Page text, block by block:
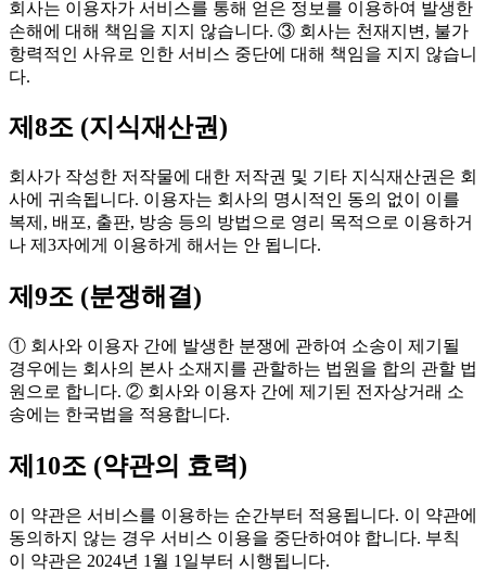
회사는 이용자가 서비스를 통해 얻은 정보를 이용하여 발생한
손해에 대해 책임을 지지 않습니다. ③ 회사는 천재지변, 불가
항력적인 사유로 인한 서비스 중단에 대해 책임을 지지 않습니
다.
제8조 (지식재산권)
회사가 작성한 저작물에 대한 저작권 및 기타 지식재산권은 회
사에 귀속됩니다. 이용자는 회사의 명시적인 동의 없이 이를
복제, 배포, 출판, 방송 등의 방법으로 영리 목적으로 이용하거
나 제3자에게 이용하게 해서는 안 됩니다.
제9조 (분쟁해결)
① 회사와 이용자 간에 발생한 분쟁에 관하여 소송이 제기될
경우에는 회사의 본사 소재지를 관할하는 법원을 합의 관할 법
원으로 합니다. ② 회사와 이용자 간에 제기된 전자상거래 소
송에는 한국법을 적용합니다.
제10조 (약관의 효력)
이 약관은 서비스를 이용하는 순간부터 적용됩니다. 이 약관에
동의하지 않는 경우 서비스 이용을 중단하여야 합니다. 부칙
이 약관은 2024년 1월 1일부터 시행됩니다.